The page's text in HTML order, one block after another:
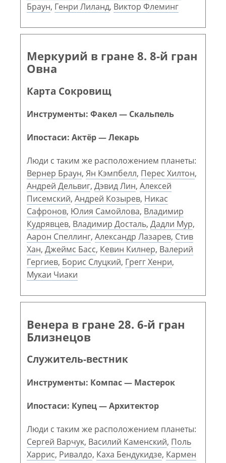
Браун, Генри Лиланд, Виктор Флеминг
Меркурий в гране 8. 8-й гран
Овна
Карта Сокровищ
Инструменты: Факел — Скальпель
Ипостаси: Актёр — Лекарь
Люди с таким же расположением планеты:
Вернер Браун, Ян Кэмпбелл, Перес Хилтон,
Андрей Дельвиг, Дэвид Лин, Алексей
Писемский, Андрей Козырев, Никас
Сафронов, Юлия Самойлова, Владимир
Кудрявцев, Владимир Досталь, Дадли Мур,
Аарон Спеллинг, Александр Лазарев, Стив
Хан, Джеймс Басс, Кевин Килнер, Валерий
Гергиев, Борис Слуцкий, Грегг Хенри,
Мукаи Чиаки
Венера в гране 28. 6-й гран
Близнецов
Служитель-вестник
Инструменты: Компас — Мастерок
Ипостаси: Купец — Архитектор
Люди с таким же расположением планеты:
Сергей Варчук, Василий Каменский, Поль
Харрис, Ривалдо, Каха Бендукидзе, Кармен